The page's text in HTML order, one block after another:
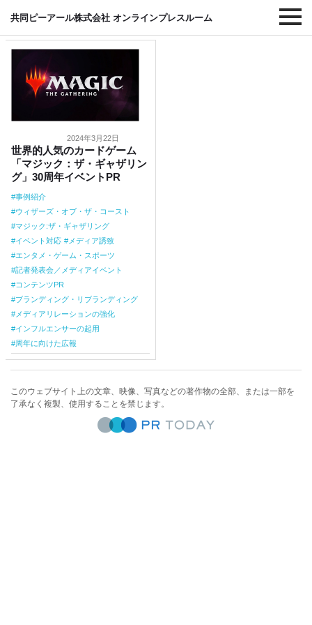
共同ピーアール株式会社 オンラインプレスルーム
#マジック:ザ・ギャザリング
2024年3月22日
世界的人気のカードゲーム
「マジック：ザ・ギャザリン
グ」30周年イベントPR
事例紹介
ウィザーズ・オブ・ザ・コースト
マジック:ザ・ギャザリング
イベント対応
メディア誘致
エンタメ・ゲーム・スポーツ
記者発表会／メディアイベント
コンテンツPR
ブランディング・リブランディング
メディアリレーションの強化
インフルエンサーの起用
周年に向けた広報
このウェブサイト上の文章、映像、写真などの著作物の全部、または一部を
了承なく複製、使用することを禁じます。